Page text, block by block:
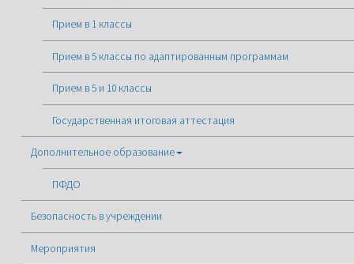
Прием в 1 классы
Прием в 5 классы по адаптированным программам
Прием в 5 и 10 классы
Государственная итоговая аттестация
Дополнительное образование
ПФДО
Безопасность в учреждении
Мероприятия